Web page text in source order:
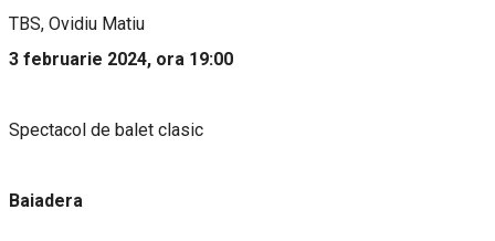
TBS, Ovidiu Matiu
3 februarie 2024, ora 19:00
Spectacol de balet clasic
Baiadera